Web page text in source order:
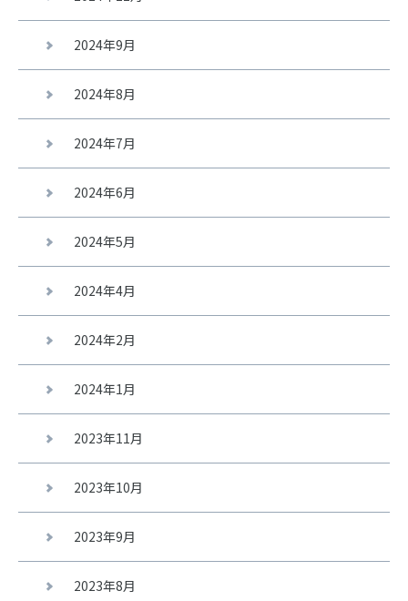
2024年9月
2024年8月
2024年7月
2024年6月
2024年5月
2024年4月
2024年2月
2024年1月
2023年11月
2023年10月
2023年9月
2023年8月